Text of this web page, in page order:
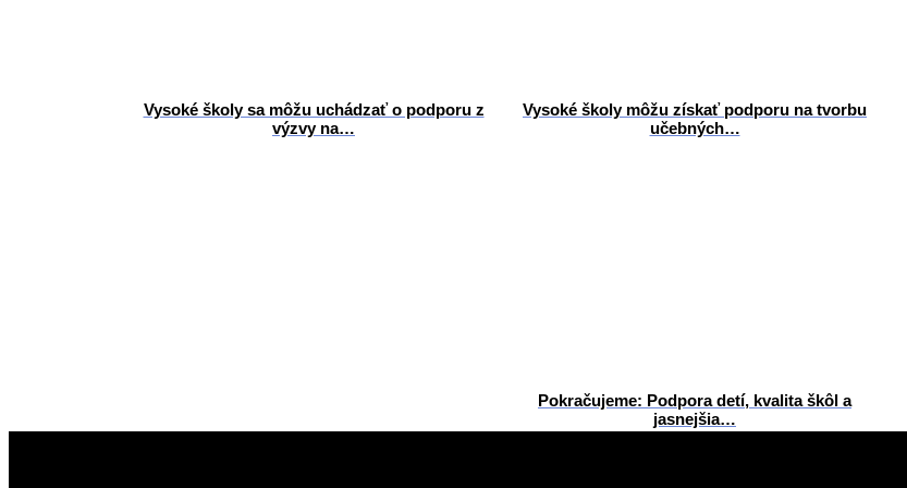
Vysoké školy sa môžu uchádzať o podporu z
výzvy na…
Vysoké školy môžu získať podporu na tvorbu
učebných…
Pokračujeme: Podpora detí, kvalita škôl a
jasnejšia…